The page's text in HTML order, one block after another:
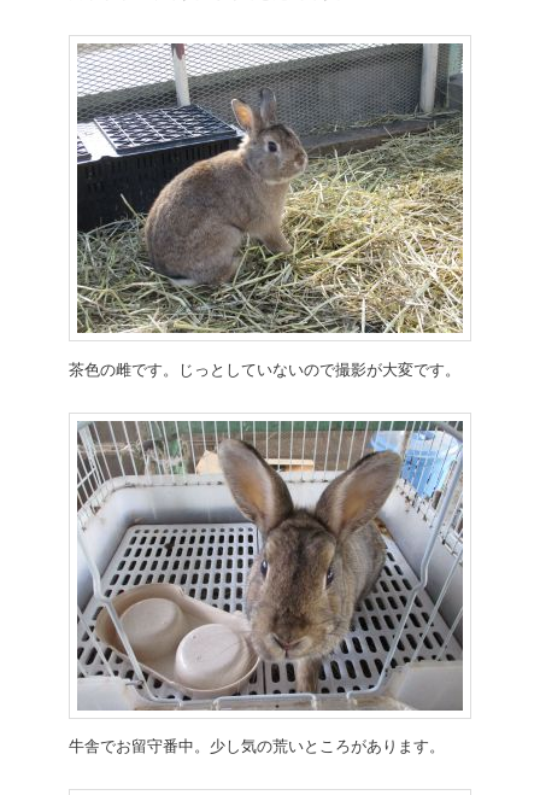
茶色の雌です。じっとしていないので撮影が大変です。
牛舎でお留守番中。少し気の荒いところがあります。